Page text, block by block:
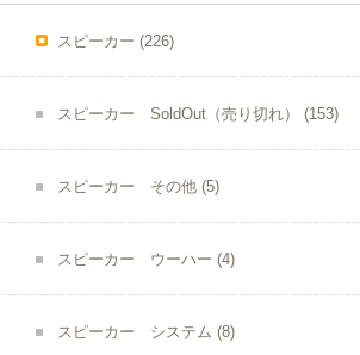
スピーカー (226)
スピーカー SoldOut（売り切れ） (153)
スピーカー その他 (5)
スピーカー ウーハー (4)
スピーカー システム (8)